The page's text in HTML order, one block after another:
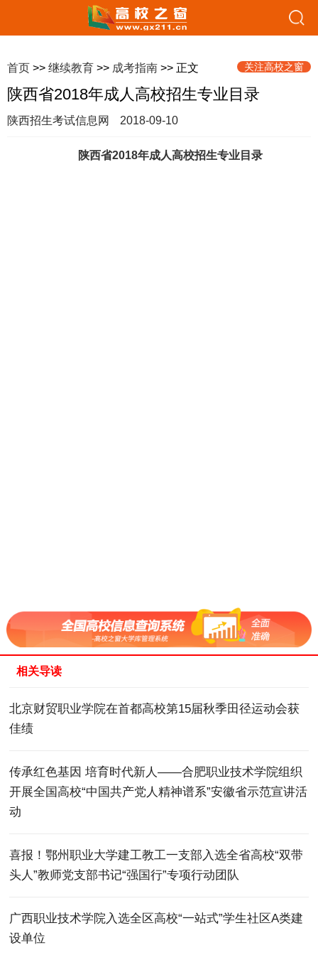
首页 >> 继续教育 >> 成考指南 >> 正文 关注高校之窗
陕西省2018年成人高校招生专业目录
陕西招生考试信息网 2018-09-10
陕西省2018年成人高校招生专业目录
相关导读
北京财贸职业学院在首都高校第15届秋季田径运动会获
佳绩
传承红色基因 培育时代新人——合肥职业技术学院组织
开展全国高校“中国共产党人精神谱系”安徽省示范宣讲活
动
喜报！鄂州职业大学建工教工一支部入选全省高校“双带
头人”教师党支部书记“强国行”专项行动团队
广西职业技术学院入选全区高校“一站式”学生社区A类建
设单位